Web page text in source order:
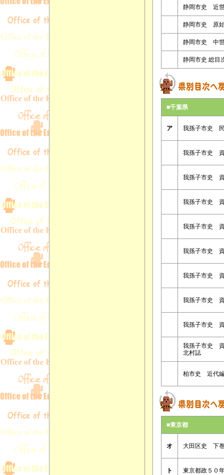
静岡市史 近
静岡市史 原
静岡市史 中
静岡市史 総目
■千葉県
ア 我孫子市史
我孫子市史
我孫子市史
我孫子市史
我孫子市史
我孫子市史
我孫子市史
我孫子市史
我孫子市史
我孫子市史
北村誌
柏市史 近代
■東京都
オ 大田区史 下
ト 東京都政５０